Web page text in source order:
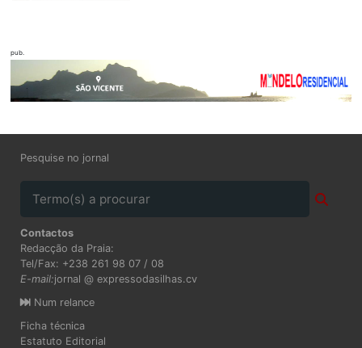
pub.
Pesquise no jornal
Contactos
Redacção da Praia:
Tel/Fax: +238 261 98 07 / 08
E-mail:jornal @ expressodasilhas.cv
Num relance
Ficha técnica
Estatuto Editorial